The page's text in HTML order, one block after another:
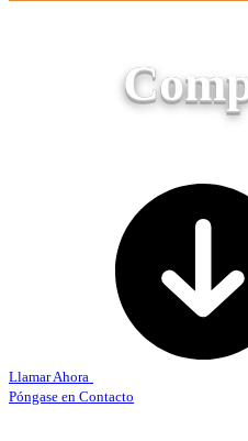
Llamar Ahora
Póngase en Contacto